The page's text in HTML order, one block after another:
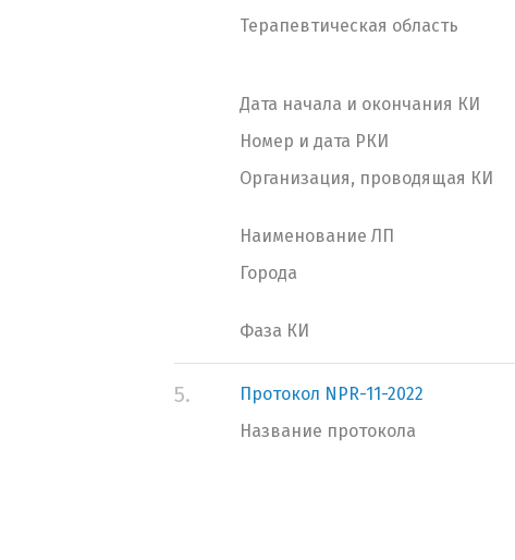
Терапевтическая область
Дата начала и окончания КИ
Номер и дата РКИ
Организация, проводящая КИ
Наименование ЛП
Города
Фаза КИ
5.
Протокол NPR-11-2022
Название протокола